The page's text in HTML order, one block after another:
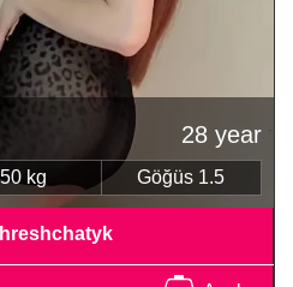
28 year
50 kg Göğüs 1.5